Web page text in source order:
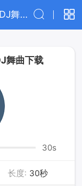
Hollaback girl remix DJ舞曲下载
舞曲下载
30s
长度: 30秒